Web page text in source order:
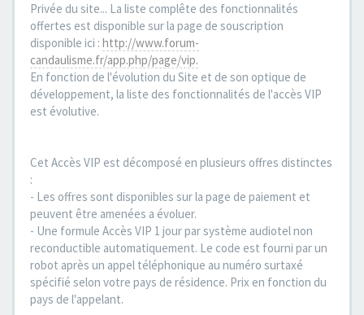
Privée du site... La liste complête des fonctionnalités
offertes est disponible sur la page de souscription
disponible ici : http://www.forum-
candaulisme.fr/app.php/page/vip.
En fonction de l'évolution du Site et de son optique de
développement, la liste des fonctionnalités de l'accès VIP
est évolutive.
Cet Accès VIP est décomposé en plusieurs offres distinctes
:
- Les offres sont disponibles sur la page de paiement et
peuvent être amenées a évoluer.
- Une formule Accès VIP 1 jour par système audiotel non
reconductible automatiquement. Le code est fourni par un
robot après un appel téléphonique au numéro surtaxé
spécifié selon votre pays de résidence. Prix en fonction du
pays de l'appelant.